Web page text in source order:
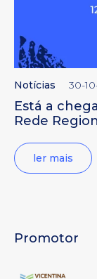
Notícias 30-
Está a
Rede
ler mais
Promotor